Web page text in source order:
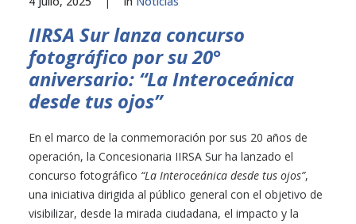
IIRSA Sur lanza concurso
fotográfico por su 20°
aniversario: “La Interoceánica
desde tus ojos”
En el marco de la conmemoración por sus 20 años de
operación, la Concesionaria IIRSA Sur ha lanzado el
concurso fotográfico “La Interoceánica desde tus ojos”,
una iniciativa dirigida al público general con el objetivo de
visibilizar, desde la mirada ciudadana, el impacto y la